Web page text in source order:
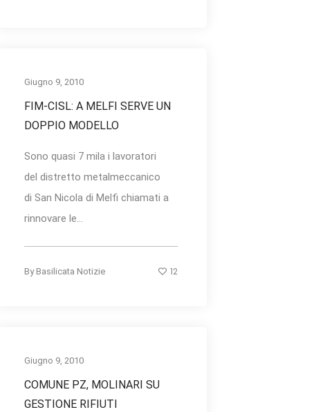
Giugno 9, 2010
FIM-CISL: A MELFI SERVE UN
DOPPIO MODELLO
Sono quasi 7 mila i lavoratori
del distretto metalmeccanico
di San Nicola di Melfi chiamati a
rinnovare le...
By Basilicata Notizie 12
Giugno 9, 2010
COMUNE PZ, MOLINARI SU
GESTIONE RIFIUTI